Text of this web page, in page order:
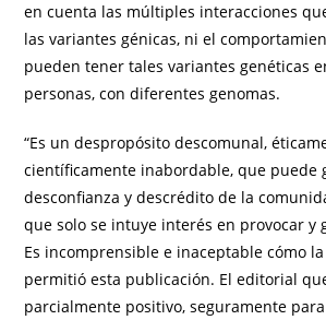
en cuenta las múltiples interacciones
las variantes génicas, ni el
pueden tener tales variantes genéticas
personas, con diferentes genomas.
“Es un despropósito descomunal,
científicamente inabordable, que puede
desconfianza y descrédito de la
que solo se intuye interés en provocar y
Es incomprensible e inaceptable cómo
permitió esta publicación. El editorial
parcialmente positivo, seguramente